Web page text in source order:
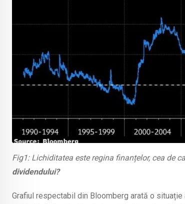
Fig1: Lichiditatea este regina finanțelor, cea de
dividendului?
Grafiul respectabil din Bloomberg arată o